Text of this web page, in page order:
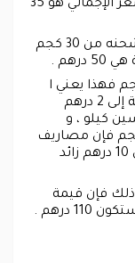
عدد 10 كجم إضافيين وبالتالي فإن السعر الإجمالي هو 35
بينما في حالة اذا كان الوزن المطلوب شحنه من 30 كجم
اذا كان الوزن هو أكثر من 50 كجم فهذا يعني ا
مصاريف الشحن هي 50 درهم بالإضافة إلى 2 درهم
كيلو ، و
فإذا كان وزن المنتجات هو 60 كجم فإن مصاريف
الشحن هي 50 درهم ثابتة بالاضافة الى 10 درهم زائد
ذلك فإن قيمة
درهم .